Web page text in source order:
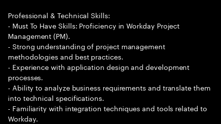
Professional & Technical Skills:
- Must To Have Skills: Proficiency in Workday Project
Management (PM).
- Strong understanding of project management
methodologies and best practices.
- Experience with application design and development
processes.
- Ability to analyze business requirements and translate them
into technical specifications.
- Familiarity with integration techniques and tools related to
Workday.